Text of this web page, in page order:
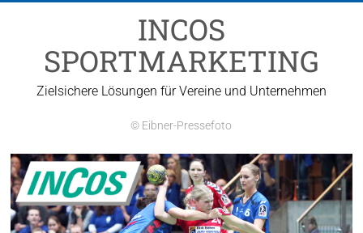
INCOS
SPORTMARKETING
Zielsichere Lösungen für Vereine und Unternehmen
© Eibner-Pressefoto